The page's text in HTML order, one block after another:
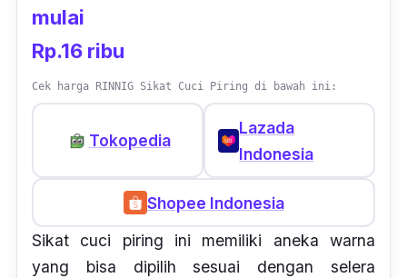
mulai
Rp.16 ribu
Cek harga RINNIG Sikat Cuci Piring di bawah ini:
Tokopedia
Lazada
Indonesia
Shopee Indonesia
Sikat cuci piring ini memiliki aneka warna
yang bisa dipilih sesuai dengan selera